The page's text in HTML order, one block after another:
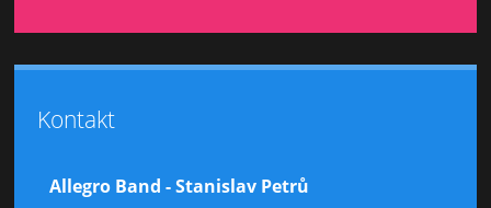
Kontakt
Allegro Band - Stanislav Petrů